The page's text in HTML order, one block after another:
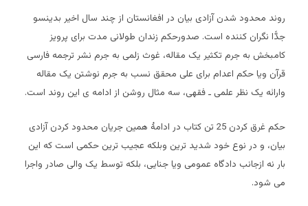
روند محدود شدن آزادی بیان در افغانستان از چند سال اخیر بدینسو
جدًّا نگران کننده است. صدورحکم زندان طولانی مدت برای پرویز
کامبخش به جرم تکثیر یک مقاله، غوث زلمی به جرم نشر ترجمه فارسی
قرآن ویا حکم اعدام برای علی محقق نسب به جرم نوشتن یک مقاله
وارائه یک نظر علمی ـ فقهی، سه مثال روشن از ادامه ی این روند است.
حکم غرق کردن 25 تن کتاب در ادامۀ همین جریان محدود کردن آزادی
بیان، و در نوع خود شدید ترین وبلکه عجیب ترین حکمی است که این
بار نه ازجانب دادگاه عمومی ویا جنایی، بلکه توسط یک والی صادر واجرا
می شود.